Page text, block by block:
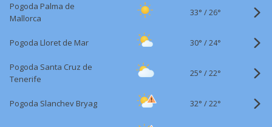
Pogoda Palma de
Mallorca
33° /26°
Pogoda Lloret de Mar 30° /24°
Pogoda Santa Cruz de
Tenerife
25° /22°
Pogoda Slanchev Bryag 32° /22°